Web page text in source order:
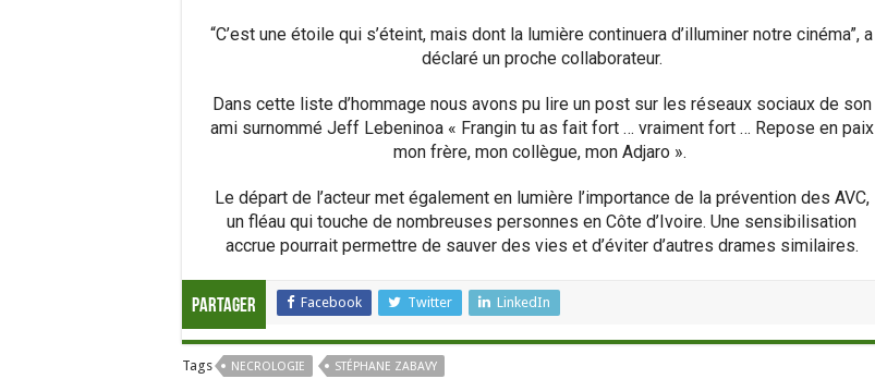
“C’est une étoile qui s’éteint, mais dont la lumière continuera d’illuminer notre cinéma”, a
déclaré un proche collaborateur.
Dans cette liste d’hommage nous avons pu lire un post sur les réseaux sociaux de son
ami surnommé Jeff Lebeninoa « Frangin tu as fait fort … vraiment fort … Repose en paix
mon frère, mon collègue, mon Adjaro ».
Le départ de l’acteur met également en lumière l’importance de la prévention des AVC,
un fléau qui touche de nombreuses personnes en Côte d’Ivoire. Une sensibilisation
accrue pourrait permettre de sauver des vies et d’éviter d’autres drames similaires.
Partager Facebook Twitter LinkedIn
Tags NECROLOGIE STÉPHANE ZABAVY